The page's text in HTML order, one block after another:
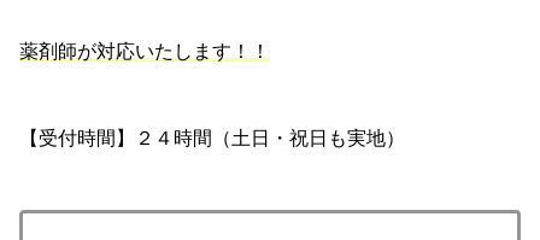
薬剤師が対応いたします！！
【受付時間】２４時間（土日・祝日も実地）